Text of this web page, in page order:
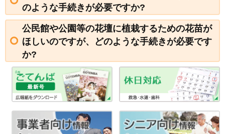
のような手続きが必要ですか?
公民館や公園等の花壇に植栽するための花苗が
ほしいのですが、どのような手続きが必要です
か?